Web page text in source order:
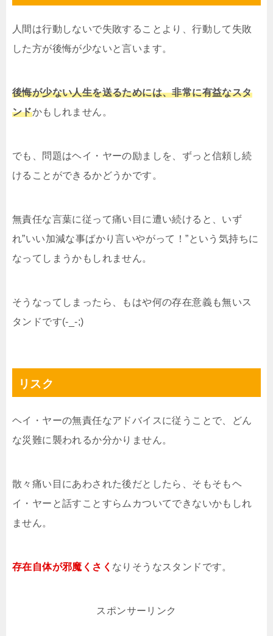
人間は行動しないで失敗することより、行動して失敗
した方が後悔が少ないと言います。
後悔が少ない人生を送るためには、非常に有益なスタ
ンドかもしれません。
でも、問題はヘイ・ヤーの励ましを、ずっと信頼し続
けることができるかどうかです。
無責任な言葉に従って痛い目に遭い続けると、いず
れ”いい加減な事ばかり言いやがって！”という気持ちに
なってしまうかもしれません。
そうなってしまったら、もはや何の存在意義も無いス
タンドです(-_-;)
リスク
ヘイ・ヤーの無責任なアドバイスに従うことで、どん
な災難に襲われるか分かりません。
散々痛い目にあわされた後だとしたら、そもそもヘ
イ・ヤーと話すことすらムカついてできないかもしれ
ません。
存在自体が邪魔くさく なりそうなスタンドです。
スポンサーリンク